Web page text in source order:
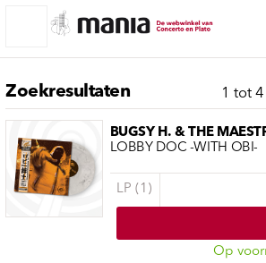
Zoekresultaten 1 tot
BUGSY H. & THE
LOBBY DOC -WITH OBI-
LP (1)
Op